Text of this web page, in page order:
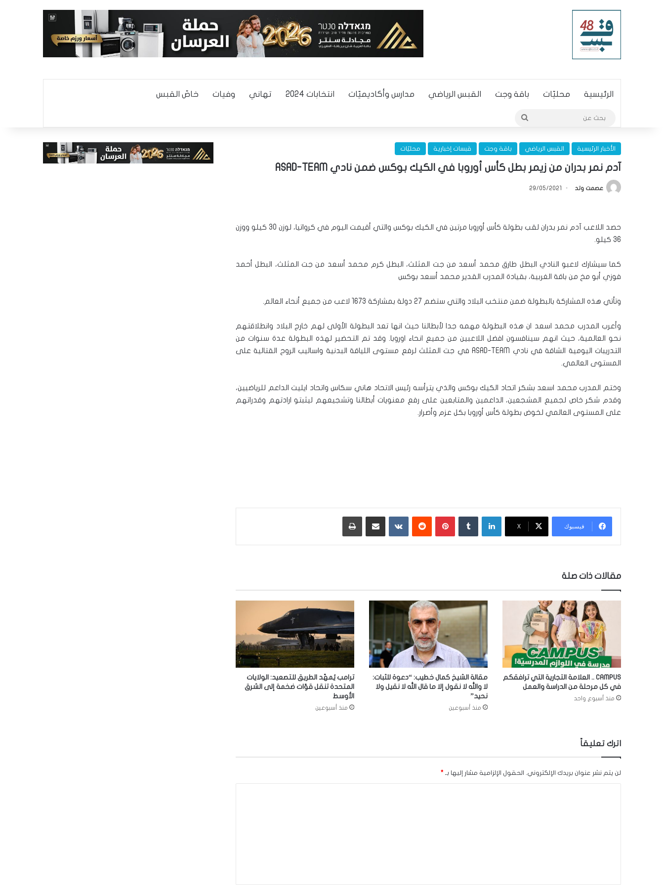
الرئيسية محليّات باقة وجت القبس الرياضي مدارس وأكاديميّات انتخابات 2024 تهاني وفيات خاصّ القبس
الأخبار الرئيسية القبس الرياضي باقة وجت قبسات إخبارية محليّات
آدم نمر بدران من زيمر بطل كأس أوروبا في الكيك بوكس ضمن نادي ASAD-TEAM
عصمت وتد 29/05/2021
حصد اللاعب آدم نمر بدران لقب بطولة كأس أوروبا مرتين في الكيك بوكس والتي أقيمت اليوم في كرواتيا، لوزن 30 كيلو ووزن
36 كيلو.
كما سيشارك لاعبو النادي البطل طارق محمد أسعد من جت المثلث، البطل كرم محمد أسعد من جت المثلث، البطل أحمد
فوزي أبو مخ من باقة الغربية، بقيادة المدرب القدير محمد أسعد بوكس
وتأتي هذه المشاركة بالبطولة ضمن منتخب البلاد والتي ستضم 27 دولة بمشاركة 1673 لاعب من جميع أنحاء العالم.
وأعرب المدرب محمد اسعد ان هذه البطولة مهمه جدا لأبطالنا حيث انها تعد البطولة الأولى لهم خارج البلاد وانطلاقتهم
نحو العالمية، حيث انهم سينافسون افضل اللاعبين من جميع انحاء اوروبا. وقد تم التحضير لهذه البطولة عدة سنوات من
التدريبات اليومية الشاقة في نادي ASAD-TEAM في جت المثلث لرفع مستوى اللياقة البدنية واساليب الروح القتالية على
المستوى العالمي.
وختم المدرب محمد اسعد بشكر اتحاد الكيك بوكس والذي يترأسه رئيس الاتحاد هاني سكاس واتحاد ايليت الداعم للرياضيين،
وقدم شكر خاص لجميع المشجعين، الداعمين والمتابعين على رفع معنويات أبطالنا وتشجيعهم ليثبتو ارادتهم وقدراتهم
على المستوى العالمي لخوض بطولة كأس أوروبا بكل عزم وأصرار.
فيسبوك ‫X
لينكدإن بينتيريست ‏VKontakte
مقالات ذات صلة
CAMPUS .. العلامة التجارية التي ترافقكم
في كل مرحلة من الدراسة والعمل
منذ أسبوع واحد
مقالة الشيخ كمال خطيب: “دعوة للثبات:
لا والله لا نقول إلا ما قال الله لا نقيل ولا
نحيد”
منذ أسبوعين
ترامب يُمهّد الطريق للتصعيد: الولايات
المتحدة تنقل قوّات ضخمة إلى الشرق
الأوسط
منذ أسبوعين
اترك تعليقاً
لن يتم نشر عنوان بريدك الإلكتروني. الحقول الإلزامية مشار إليها بـ *